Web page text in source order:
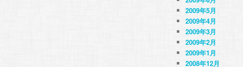
2009年5月
2009年4月
2009年3月
2009年2月
2009年1月
2008年12月